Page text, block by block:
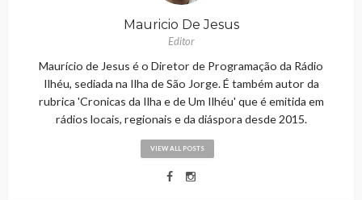
Mauricio De Jesus
Editor
Maurício de Jesus é o Diretor de Programação da Rádio
Ilhéu, sediada na Ilha de São Jorge. É também autor da
rubrica 'Cronicas da Ilha e de Um Ilhéu' que é emitida em
rádios locais, regionais e da diáspora desde 2015.
VIEW ALL POSTS